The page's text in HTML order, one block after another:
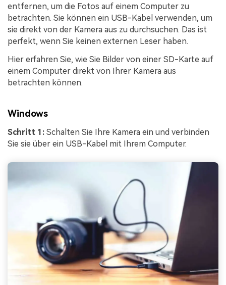
entfernen, um die Fotos auf einem Computer zu
betrachten. Sie können ein USB-Kabel verwenden, um
sie direkt von der Kamera aus zu durchsuchen. Das ist
perfekt, wenn Sie keinen externen Leser haben.
Hier erfahren Sie, wie Sie Bilder von einer SD-Karte auf
einem Computer direkt von Ihrer Kamera aus
betrachten können.
Windows
Schritt 1: Schalten Sie Ihre Kamera ein und verbinden
Sie sie über ein USB-Kabel mit Ihrem Computer.